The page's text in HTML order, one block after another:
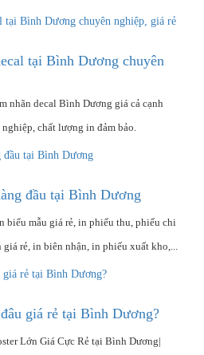
tại Bình Dương chuyên
nhãn decal Bình Dương giá cả cạnh
chất lượng in đảm bảo.
đầu tại Bình Dương
biểu mẫu giá rẻ, in phiếu thu, phiếu chi
rẻ, in biên nhận, in phiếu xuất kho,...
giá rẻ tại Bình Dương?
Lớn Giá Cực Rẻ tại Bình Dương|